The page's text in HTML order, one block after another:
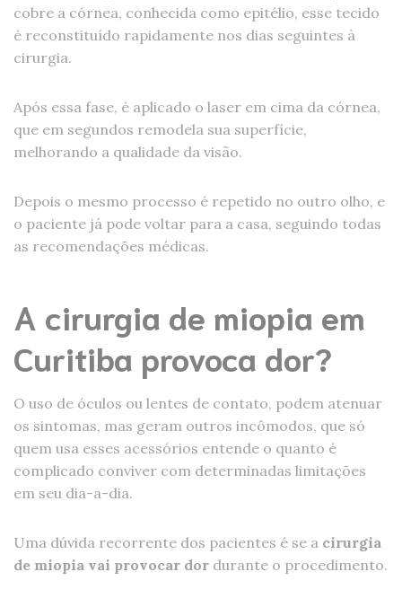
cobre a córnea, conhecida como epitélio, esse tecido
é reconstituído rapidamente nos dias seguintes à
cirurgia.
Após essa fase, é aplicado o laser em cima da córnea,
que em segundos remodela sua superfície,
melhorando a qualidade da visão.
Depois o mesmo processo é repetido no outro olho, e
o paciente já pode voltar para a casa, seguindo todas
as recomendações médicas.
A cirurgia de miopia em
Curitiba provoca dor?
O uso de óculos ou lentes de contato, podem atenuar
os sintomas, mas geram outros incômodos, que só
quem usa esses acessórios entende o quanto é
complicado conviver com determinadas limitações
em seu dia-a-dia.
Uma dúvida recorrente dos pacientes é se a cirurgia
de miopia vai provocar dor durante o procedimento.